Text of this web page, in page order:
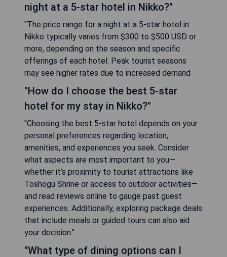
night at a 5-star hotel in Nikko?"
"The price range for a night at a 5-star hotel in
Nikko typically varies from $300 to $500 USD or
more, depending on the season and specific
offerings of each hotel. Peak tourist seasons
may see higher rates due to increased demand
"How do I choose the best 5-star
hotel for my stay in Nikko?"
"Choosing the best 5-star hotel depends on your
personal preferences regarding location,
amenities, and experiences you seek. Consider
what aspects are most important to you—
whether it’s proximity to tourist attractions like
Toshogu Shrine or access to outdoor activities—
and read reviews online to gauge past guest
experiences. Additionally, exploring package deals
that include meals or guided tours can also aid
your decision."
"What type of dining options can I